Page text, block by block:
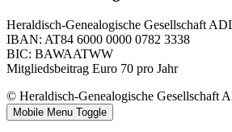
Heraldisch-Genealogische Gesellschaft
IBAN: AT84 6000 0000 0782 3338
BIC: BAWAATWW
Mitgliedsbeitrag Euro 70 pro Jahr
© Heraldisch-Genealogische Gesellschaft
Mobile Menu Toggle